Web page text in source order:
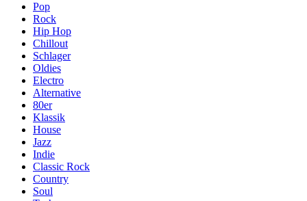
Pop
Rock
Hip Hop
Chillout
Schlager
Oldies
Electro
Alternative
80er
Klassik
House
Jazz
Indie
Classic Rock
Country
Soul